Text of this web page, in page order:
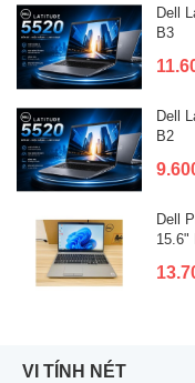
Dell
B3
Dell
B2
Dell
15.6"
VI TÍNH NÉT